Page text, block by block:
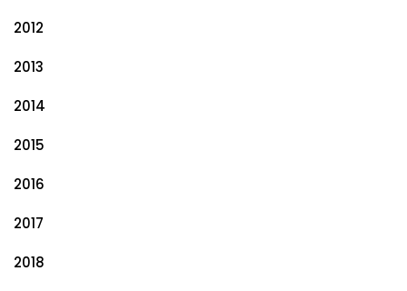
2012
2013
2014
2015
2016
2017
2018